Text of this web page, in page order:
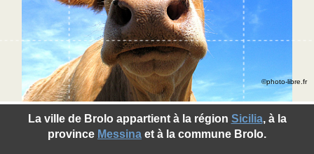
La ville de Brolo appartient à la région Sicilia, à la
province Messina et à la commune Brolo.
©photo-libre.fr